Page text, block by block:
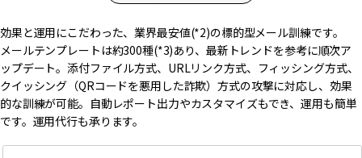
効果と運用にこだわった、業界最安値(*2)の標的型メール訓練です。
メールテンプレートは約300種(*3)あり、最新トレンドを参考に順次ア
ップデート。添付ファイル方式、URLリンク方式、フィッシング方式、
クイッシング（QRコードを悪用した詐欺）方式の攻撃に対応し、効果
的な訓練が可能。自動レポート出力やカスタマイズもでき、運用も簡単
です。運用代行も承ります。